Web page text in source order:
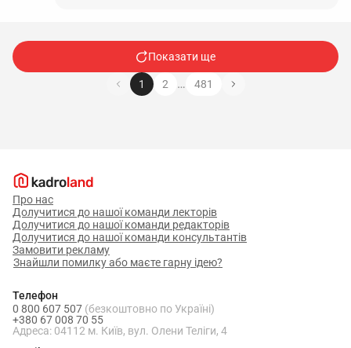
Показати ще
1 2 … 481
Про нас
Долучитися до нашої команди лекторів
Долучитися до нашої команди редакторів
Долучитися до нашої команди консультантів
Замовити рекламу
Знайшли помилку або маєте гарну ідею?
Телефон
0 800 607 507 (безкоштовно по Україні)
+380 67 008 70 55
Адреса: 04112 м. Київ, вул. Олени Теліги, 4